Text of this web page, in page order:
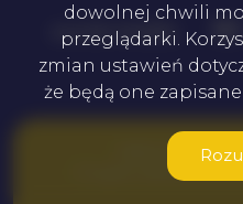
social media
Program dla biur
dowolnej chwili
przeglądarki.
zmian ustawień
że będą one